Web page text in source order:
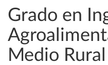
Grado en
Medio Rural